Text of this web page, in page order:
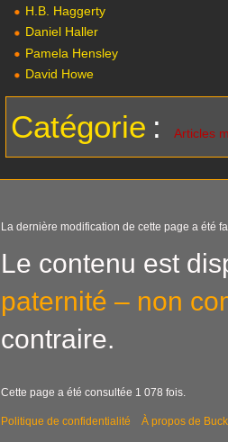
H.B. Haggerty
Daniel Haller
Pamela Hensley
David Howe
Catégorie : Articles
La dernière modification de cette page a été
Le contenu est
paternité – non
contraire.
Cette page a été consultée 1 078 fois.
Politique de confidentialité À propos de